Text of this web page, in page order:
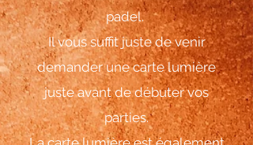
padel.
Il vous suffit juste de venir
demander une carte lumière
juste avant de débuter vos
parties.